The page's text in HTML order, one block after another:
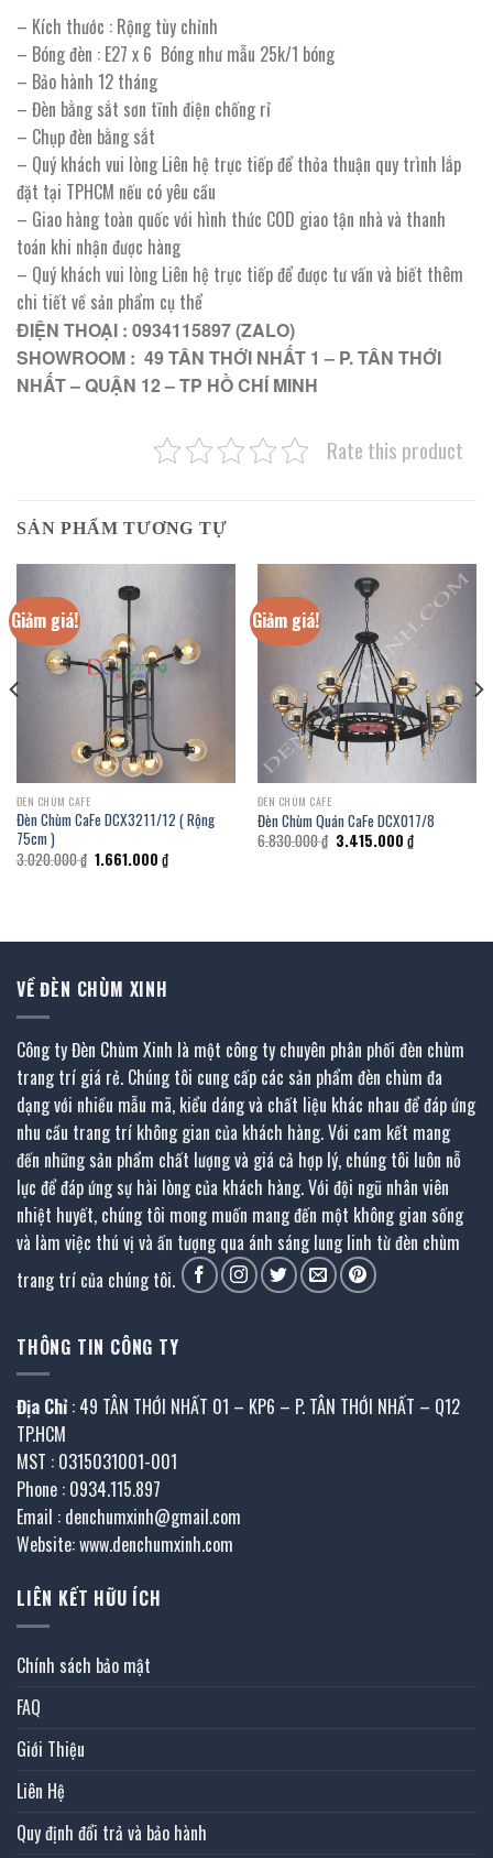
– Kích thước : Rộng tùy chỉnh
– Bóng đèn : E27 x 6 Bóng như mẫu 25k/1 bóng
– Bảo hành 12 tháng
– Đèn bằng sắt sơn tĩnh điện chống rỉ
– Chụp đèn bằng sắt
– Quý khách vui lòng Liên hệ trực tiếp để thỏa thuận quy trình lắp
đặt tại TPHCM nếu có yêu cầu
– Giao hàng toàn quốc với hình thức COD giao tận nhà và thanh
toán khi nhận được hàng
– Quý khách vui lòng Liên hệ trực tiếp để được tư vấn và biết thêm
chi tiết về sản phẩm cụ thể
ĐIỆN THOẠI : 0934115897 (ZALO)
SHOWROOM : 49 TÂN THỚI NHẤT 1 – P. TÂN THỚI
NHẤT – QUẬN 12 – TP HỒ CHÍ MINH
Rate this product
SẢN PHẨM TƯƠNG TỰ
Giảm giá!
ĐÈN CHÙM CAFE
Đèn Chùm CaFe DCX3211/12 ( Rộng
75cm )
3.020.000₫ Giá
gốc
1.661.000 ₫Giá
hiện
Giảm giá!
ĐÈN CHÙM CAFE
Đèn Chùm Quán CaFe DCX017/8
6.830.000₫ Giá
gốc
3.415.000 ₫Giá
hiện
VỀ ĐÈN CHÙM XINH
Công ty Đèn Chùm Xinh là một công ty chuyên phân phối đèn chùm
trang trí giá rẻ. Chúng tôi cung cấp các sản phẩm đèn chùm đa
dạng với nhiều mẫu mã, kiểu dáng và chất liệu khác nhau để đáp ứng
nhu cầu trang trí không gian của khách hàng. Với cam kết mang
đến những sản phẩm chất lượng và giá cả hợp lý, chúng tôi luôn nỗ
lực để đáp ứng sự hài lòng của khách hàng. Với đội ngũ nhân viên
nhiệt huyết, chúng tôi mong muốn mang đến một không gian sống
và làm việc thú vị và ấn tượng qua ánh sáng lung linh từ đèn chùm
trang trí của chúng tôi.
THÔNG TIN CÔNG TY
Địa Chỉ : 49 TÂN THỚI NHẤT 01 – KP6 – P. TÂN THỚI NHẤT – Q12
TP.HCM
MST : 0315031001-001
Phone : 0934.115.897
Email : denchumxinh@gmail.com
Website: www.denchumxinh.com
LIÊN KẾT HỮU ÍCH
Chính sách bảo mật
FAQ
Giới Thiệu
Liên Hệ
Quy định đổi trả và bảo hành